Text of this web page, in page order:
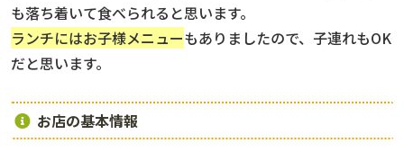
も落ち着いて食べられると思います。
ランチにはお子様メニューもありましたので、子連れもOK
だと思います。
お店の基本情報